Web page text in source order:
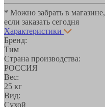
* Можно забрать в магазине,
если заказать сегодня
Характеристики
Бренд:
Тим
Страна производства:
РОССИЯ
Вес:
25 кг
Вид:
Сухой